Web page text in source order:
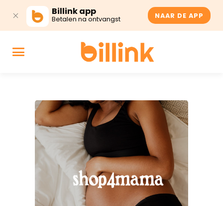
Billink app
Betalen na ontvangst NAAR DE APP